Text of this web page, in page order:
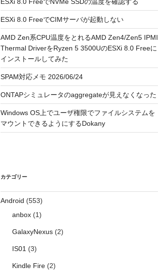
ESXi 8.0 FreeでCIMサーバが起動しない
AMD Zen系CPU温度をとれるAMD Zen4/Zen5 IPMI
Thermal DriverをRyzen 5 3500UのESXi 8.0 Freeに
インストールしてみた
SPAM対応メモ 2026/06/24
ONTAPシミュレータのaggregateが見えなくなった
Windows OS上でユーザ権限でファイルシステムを
マウントできるようにするDokany
カテゴリー
Android (553)
anbox(1)
GalaxyNexus(2)
IS01 (3)
Kindle Fire(2)